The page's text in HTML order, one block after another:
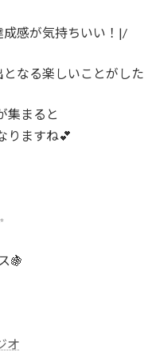
感が気持ちいい！|/
なる楽しいことがし
集まると
りますね💕
🍇
オ